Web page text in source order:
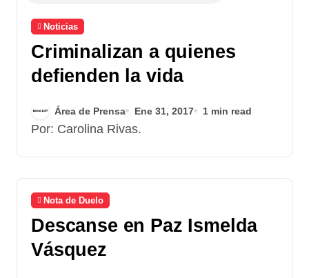
Noticias
Criminalizan a quienes
defienden la vida
Área de Prensa Ene 31, 2017 1 min read
Por: Carolina Rivas.
Nota de Duelo
Descanse en Paz Ismelda
Vásquez